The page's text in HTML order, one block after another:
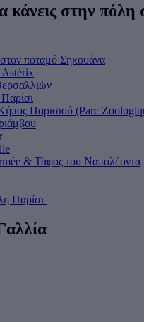
κάνεις στην πόλη
ποταμό Σηκουάνα
Παρισιού (Parc
& Τάφος του Ναπολέοντα
Παρίσι